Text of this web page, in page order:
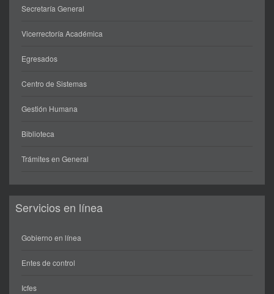
Secretaría General
Vicerrectoría Académica
Egresados
Centro de Sistemas
Gestión Humana
Biblioteca
Trámites en General
Servicios en línea
Gobierno en línea
Entes de control
Icfes